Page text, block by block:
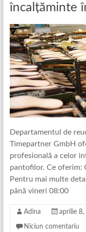
încalțăminte
Departamentul de
Timepartner GmbH
profesională a celor
pantofilor. Ce oferim:
Pentru mai multe
până vineri 08:00
Adina aprilie 8,
Niciun comentariu